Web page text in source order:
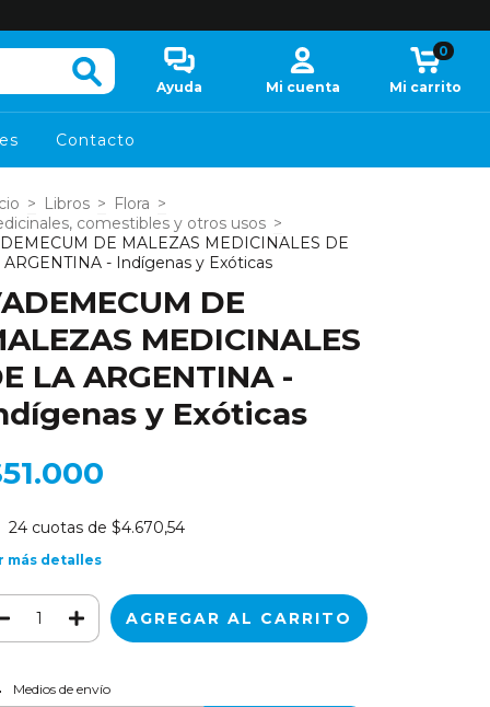
Ayuda Mi cuenta Mi carrito
0
Contacto
> Libros > Flora >
comestibles y otros usos >
DE MALEZAS MEDICINALES DE
ARGENTINA - Indígenas y Exóticas
DE
MEDICINALES
LA ARGENTINA -
y Exóticas
24 cuotas de $4.670,54
más detalles
para el CP:
Medios de envío